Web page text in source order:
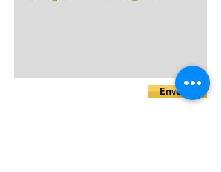
Envoyer